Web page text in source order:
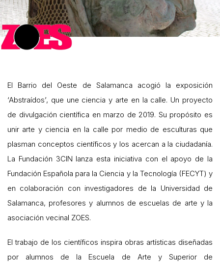
El Barrio del Oeste de Salamanca acogió la exposición
‘Abstraídos’, que une ciencia y arte en la calle. Un proyecto
de divulgación científica en marzo de 2019. Su propósito es
unir arte y ciencia en la calle por medio de esculturas que
plasman conceptos científicos y los acercan a la ciudadanía.
La Fundación 3CIN lanza esta iniciativa con el apoyo de la
Fundación Española para la Ciencia y la Tecnología (FECYT) y
en colaboración con investigadores de la Universidad de
Salamanca, profesores y alumnos de escuelas de arte y la
asociación vecinal ZOES.
El trabajo de los científicos inspira obras artísticas diseñadas
por alumnos de la Escuela de Arte y Superior de